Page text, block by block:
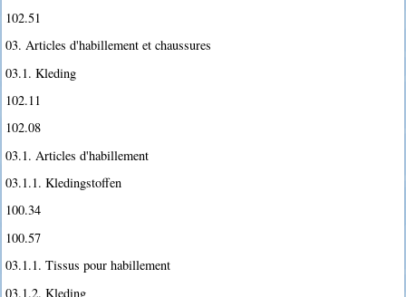
102.51
03. Articles d'habillement et chaussures
03.1. Kleding
102.11
102.08
03.1. Articles d'habillement
03.1.1. Kledingstoffen
100.34
100.57
03.1.1. Tissus pour habillement
03.1.2. Kleding